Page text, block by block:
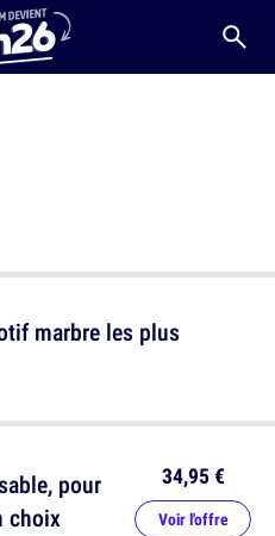
marbre les plus
pour
choix
34,95 €
Voir l'offre